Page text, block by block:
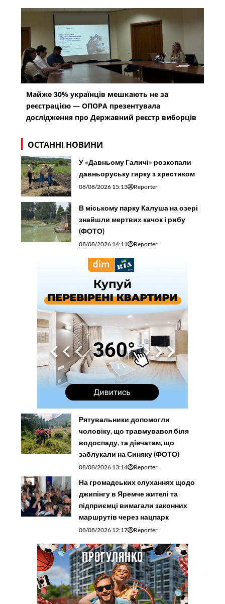
Майже 30% українців мешкають не за
реєстрацією — ОПОРА презентувала
дослідження про Державний реєстр виборців
ОСТАННІ НОВИНИ
У «Давньому Галичі» розкопали
давньоруську гирку з хрестиком
08/08/2026 15:13 Reporter
В міському парку Калуша на озері
знайшли мертвих качок і рибу
(ФОТО)
08/08/2026 14:11 Reporter
Рятувальники допомогли
чоловіку, що травмувався біля
водоспаду, та дівчатам, що
заблукали на Синяку (ФОТО)
08/08/2026 13:14 Reporter
На громадських слуханнях щодо
джипінгу в Яремче житeлі та
підприємці вимагали законних
маршрутів через нацпарк
08/08/2026 12:17 Reporter